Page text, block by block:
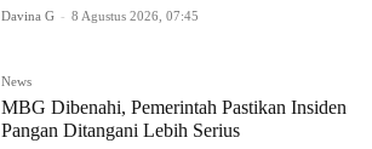
Davina G - 8 Agustus 2026, 07:45
News
MBG Dibenahi, Pemerintah Pastikan Insiden
Pangan Ditangani Lebih Serius